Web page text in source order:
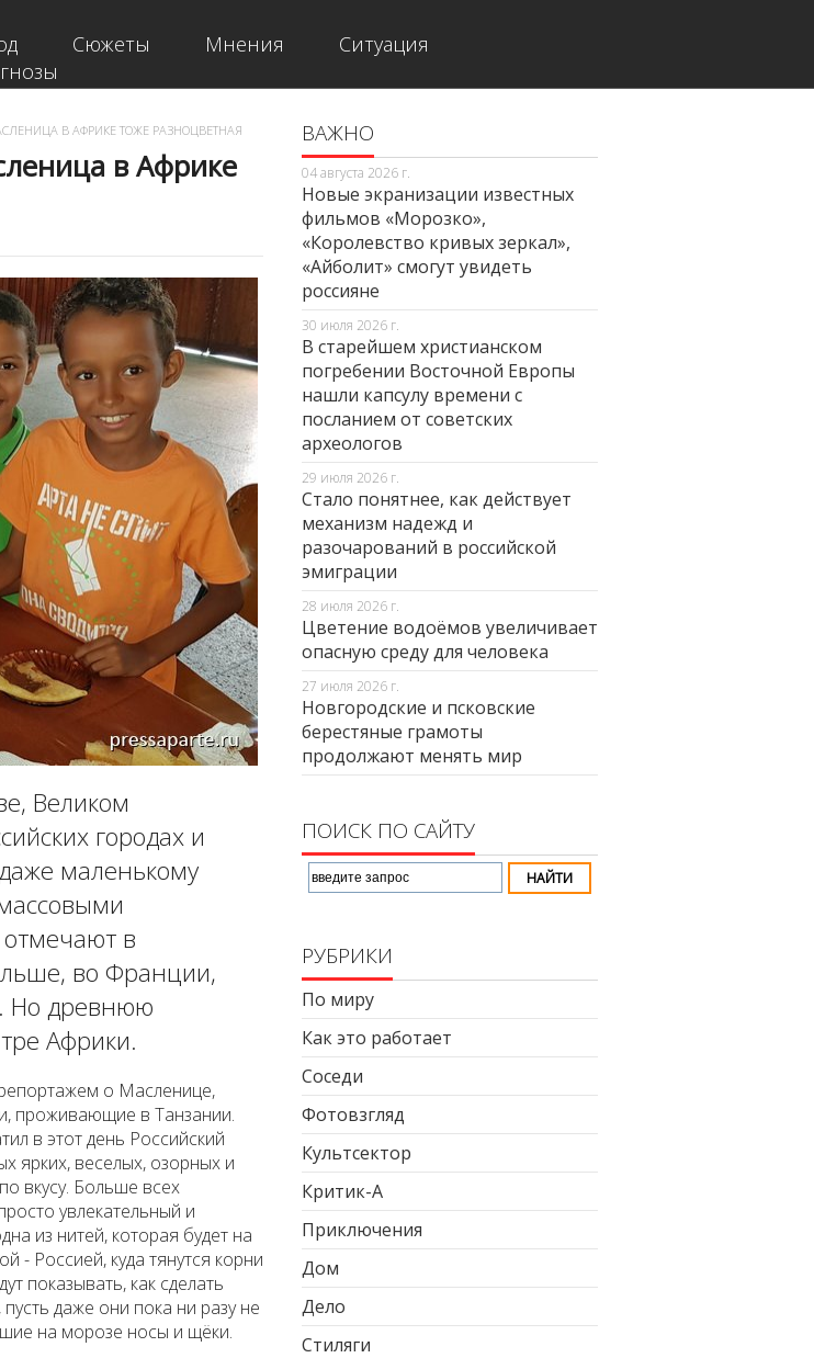
Сюжеты Мнения
Ситуация
В АФРИКЕ ТОЖЕ РАЗНОЦВЕТНАЯ
в Африке
Великом
городах и
маленькому
в
во Франции,
Но древнюю
Африки.
о Масленице,
проживающие в Танзании.
в этот день Российский
ярких, веселых, озорных и
вкусу. Больше всех
увлекательный и
из нитей, которая будет на
- Россией, куда тянутся корни
показывать, как сделать
даже они пока ни разу не
на морозе носы и щёки.
ВАЖНО
04 августа 2026 г.
Новые экранизации известных
фильмов «Морозко»,
«Королевство кривых зеркал»,
«Айболит» смогут увидеть
россияне
30 июля 2026 г.
В старейшем христианском
погребении Восточной Европы
нашли капсулу времени с
посланием от советских
археологов
29 июля 2026 г.
Стало понятнее, как действует
механизм надежд и
разочарований в российской
эмиграции
28 июля 2026 г.
Цветение водоёмов увеличивает
опасную среду для человека
27 июля 2026 г.
Новгородские и псковские
берестяные грамоты
продолжают менять мир
ПОИСК ПО САЙТУ
РУБРИКИ
По миру
Как это работает
Соседи
Фотовзгляд
Культсектор
Критик-А
Приключения
Дом
Дело
Стиляги